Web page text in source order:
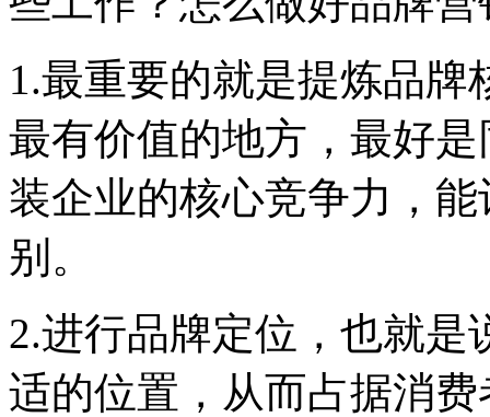
1.最重要的就是提炼品
最有价值的地方，最好
装企业的核心竞争力，
别。
2.进行品牌定位，也就
适的位置，从而占据消